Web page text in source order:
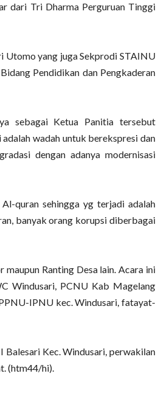
dari Tri Dharma Perguruan Tinggi
Utomo yang juga Sekprodi STAINU
Pendidikan dan Pengkaderan
sebagai Ketua Panitia tersebut
wadah untuk berekspresi dan
dengan adanya modernisasi
quran sehingga yg terjadi adalah
banyak orang korupsi diberbagai
Ranting Desa lain. Acara ini
Windusari, PCNU Kab Magelang
IPNU kec. Windusari, fatayat-
Kec. Windusari, perwakilan
(htm44/hi).